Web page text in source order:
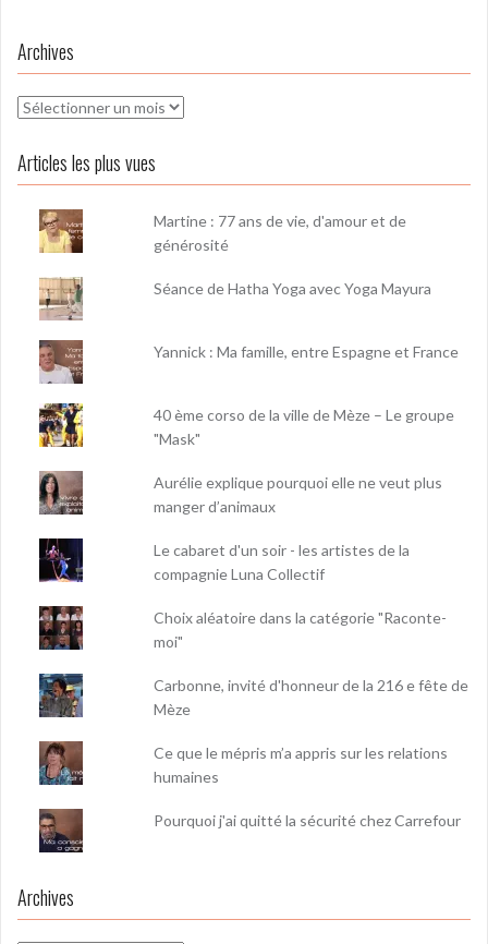
Archives
Archives
Articles les plus vues
Martine : 77 ans de vie, d'amour et de
générosité
Séance de Hatha Yoga avec Yoga Mayura
Yannick : Ma famille, entre Espagne et France
40 ème corso de la ville de Mèze – Le groupe
"Mask"
Aurélie explique pourquoi elle ne veut plus
manger d’animaux
Le cabaret d'un soir - les artistes de la
compagnie Luna Collectif
Choix aléatoire dans la catégorie "Raconte-
moi"
Carbonne, invité d'honneur de la 216 e fête de
Mèze
Ce que le mépris m’a appris sur les relations
humaines
Pourquoi j'ai quitté la sécurité chez Carrefour
Archives